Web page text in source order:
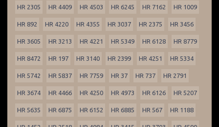
HR 2305 HR 4409 HR 4503 HR 6245 HR 7162 HR 1009
HR 892 HR 4220 HR 4355 HR 3037 HR 2375 HR 3456
HR 3605 HR 3213 HR 4221 HR 5349 HR 6128 HR 8779
HR 8472 HR 197 HR 3140 HR 2399 HR 4251 HR 5334
HR 5742 HR 5837 HR 7759 HR 37 HR 737 HR 2791
HR 3674 HR 4466 HR 4250 HR 4973 HR 6126 HR 5207
HR 5635 HR 6875 HR 6152 HR 6885 HR 567 HR 1188